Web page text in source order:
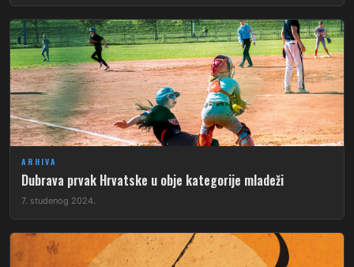
ARHIVA
Dubrava prvak Hrvatske u obje kategorije mladeži
7. studenog 2024.